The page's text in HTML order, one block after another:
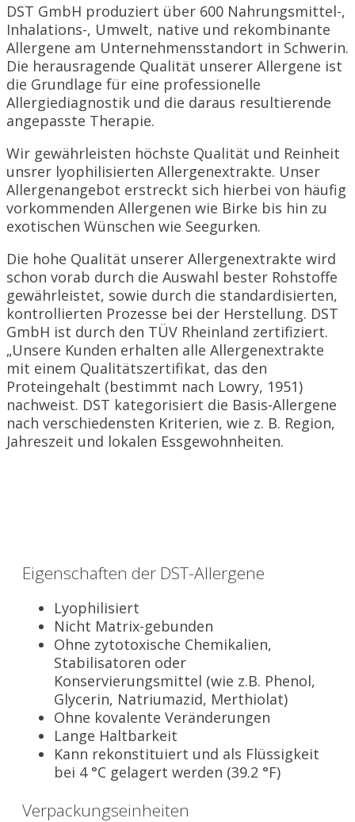
DST GmbH produziert über 600 Nahrungsmittel-,
Inhalations-, Umwelt, native und rekombinante
Allergene am Unternehmensstandort in Schwerin.
Die herausragende Qualität unserer Allergene ist
die Grundlage für eine professionelle
Allergiediagnostik und die daraus resultierende
angepasste Therapie.
Wir gewährleisten höchste Qualität und Reinheit
unsrer lyophilisierten Allergenextrakte. Unser
Allergenangebot erstreckt sich hierbei von häufig
vorkommenden Allergenen wie Birke bis hin zu
exotischen Wünschen wie Seegurken.
Die hohe Qualität unserer Allergenextrakte wird
schon vorab durch die Auswahl bester Rohstoffe
gewährleistet, sowie durch die standardisierten,
kontrollierten Prozesse bei der Herstellung. DST
GmbH ist durch den TÜV Rheinland zertifiziert.
„Unsere Kunden erhalten alle Allergenextrakte
mit einem Qualitätszertifikat, das den
Proteingehalt (bestimmt nach Lowry, 1951)
nachweist. DST kategorisiert die Basis-Allergene
nach verschiedensten Kriterien, wie z. B. Region,
Jahreszeit und lokalen Essgewohnheiten.
Eigenschaften der DST-Allergene
Lyophilisiert
Nicht Matrix-gebunden
Ohne zytotoxische Chemikalien,
Stabilisatoren oder
Konservierungsmittel (wie z.B. Phenol,
Glycerin, Natriumazid, Merthiolat)
Ohne kovalente Veränderungen
Lange Haltbarkeit
Kann rekonstituiert und als Flüssigkeit
bei 4 °C gelagert werden (39.2 °F)
Verpackungseinheiten